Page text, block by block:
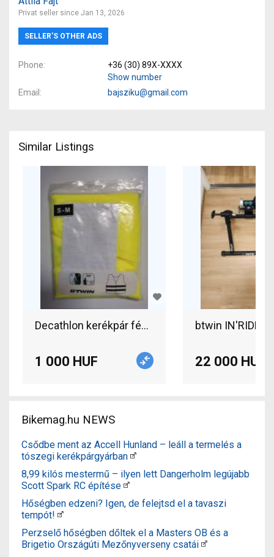
Privat seller since Jan 13, 2026
SELLER’S OTHER ADS
Phone
+36 (30) 89X-XXXX
Show number
Email
bajsziku@gmail.com
Similar Listings
Decathlon kerékpár fényvisszaverő mellény
1 000 HUF 22 000 HUF
Bikemag.hu NEWS
Csődbe ment az Accell Hunland – leáll a termelés a
tószegi kerékpárgyárban
8,99 kilós mestermű – ilyen lett Dangerholm legújabb
Scott Spark RC építése
Hőségben edzeni? Igen, de felejtsd el a tavaszi
tempót!
Perzselő hőségben dőltek el a Masters OB és a
Brigetio Országúti Mezőnyverseny csatái